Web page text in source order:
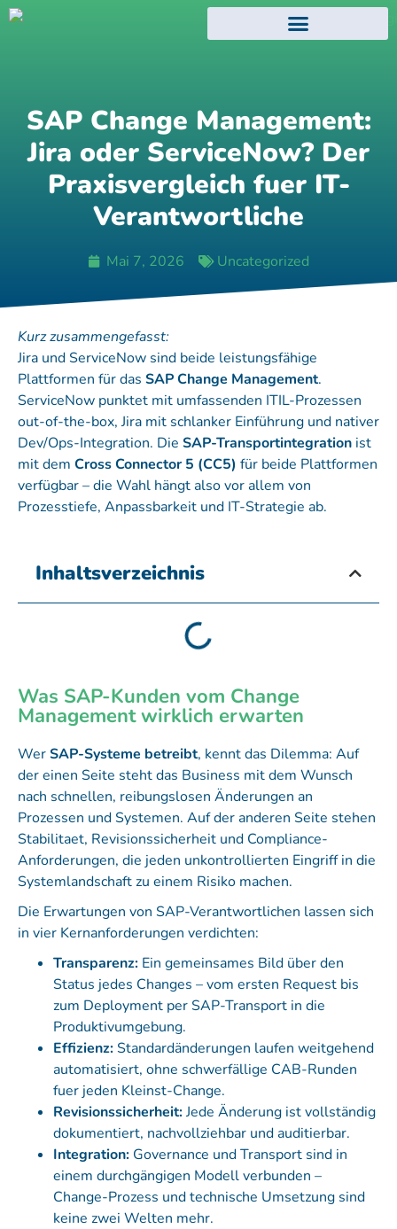
SAP Change Management:
Jira oder ServiceNow? Der
Praxisvergleich fuer IT-
Verantwortliche
Mai 7, 2026 Uncategorized
Kurz zusammengefasst:
Jira und ServiceNow sind beide leistungsfähige
Plattformen für das SAP Change Management.
ServiceNow punktet mit umfassenden ITIL-Prozessen
out-of-the-box, Jira mit schlanker Einführung und nativer
Dev/Ops-Integration. Die SAP-Transportintegration ist
mit dem Cross Connector 5 (CC5) für beide Plattformen
verfügbar – die Wahl hängt also vor allem von
Prozesstiefe, Anpassbarkeit und IT-Strategie ab.
Inhaltsverzeichnis
Was SAP-Kunden vom Change
Management wirklich erwarten
WerSAP-Systeme betreibt, kennt das Dilemma: Auf
der einen Seite steht das Business mit dem Wunsch
nach schnellen, reibungslosen Änderungen an
Prozessen und Systemen. Auf der anderen Seite stehen
Stabilitaet, Revisionssicherheit und Compliance-
Anforderungen, die jeden unkontrollierten Eingriff in die
Systemlandschaft zu einem Risiko machen.
Die Erwartungen von SAP-Verantwortlichen lassen sich
in vier Kernanforderungen verdichten:
Transparenz: Ein gemeinsames Bild über den
Status jedes Changes – vom ersten Request bis
zum Deployment per SAP-Transport in die
Produktivumgebung.
Effizienz:Standardänderungen laufen weitgehend
automatisiert, ohne schwerfällige CAB-Runden
fuer jeden Kleinst-Change.
Revisionssicherheit:Jede Änderung ist vollständig
dokumentiert, nachvollziehbar und auditierbar.
Integration: Governance und Transport sind in
einem durchgängigen Modell verbunden –
Change-Prozess und technische Umsetzung sind
keine zwei Welten mehr.